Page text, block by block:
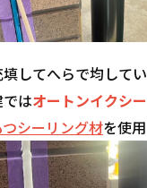
してへらで均して
はオートンイクシ
シーリング材を使